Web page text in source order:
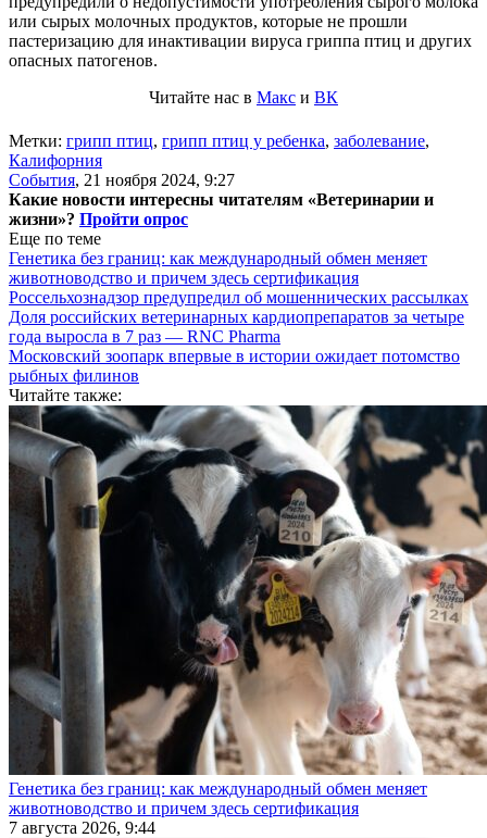
или сырых молочных продуктов, которые не прошли
пастеризацию для инактивации вируса гриппа птиц и других
опасных патогенов.
Читайте нас в Макс и ВК
Метки: грипп птиц, грипп птиц у ребенка, заболевание,
Калифорния
События, 21 ноября 2024, 9:27
Какие новости интересны читателям «Ветеринарии и
жизни»? Пройти опрос
Еще по теме
Генетика без границ: как международный обмен меняет
животноводство и причем здесь сертификация
Россельхознадзор предупредил об мошеннических рассылках
Доля российских ветеринарных кардиопрепаратов за четыре
года выросла в 7 раз — RNC Pharma
Московский зоопарк впервые в истории ожидает потомство
рыбных филинов
Читайте также:
Генетика без границ: как международный обмен меняет
животноводство и причем здесь сертификация
7 августа 2026, 9:44